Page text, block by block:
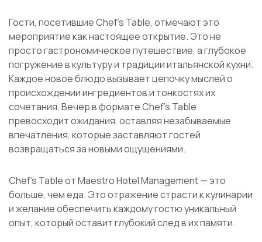
Гости, посетившие Chef’s Table, отмечают это
мероприятие как настоящее открытие. Это не
просто гастрономическое путешествие, а глубокое
погружение в культуру и традиции итальянской кухни.
Каждое новое блюдо вызывает цепочку мыслей о
происхождении ингредиентов и тонкостях их
сочетания. Вечер в формате Chef’s Table
превосходит ожидания, оставляя незабываемые
впечатления, которые заставляют гостей
возвращаться за новыми ощущениями.
Chef’s Table от Maestro Hotel Management — это
больше, чем еда. Это отражение страсти к кулинарии
и желание обеспечить каждому гостю уникальный
опыт, который оставит глубокий след в их памяти.